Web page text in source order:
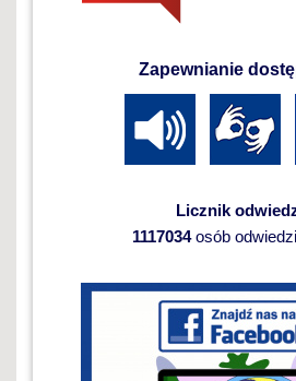
Zapewnianie
Licznik
1117034osób